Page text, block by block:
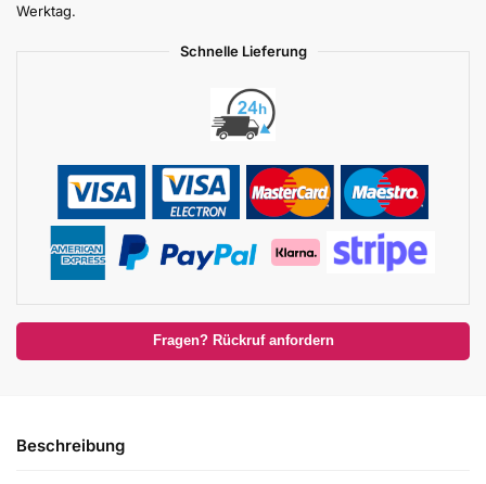
Werktag.
Schnelle Lieferung
Fragen? Rückruf anfordern
Beschreibung